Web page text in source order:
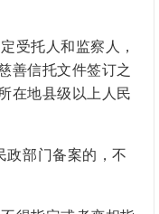
受托人和监察人，
善信托文件签订之
在地县级以上人民
政部门备案的，不